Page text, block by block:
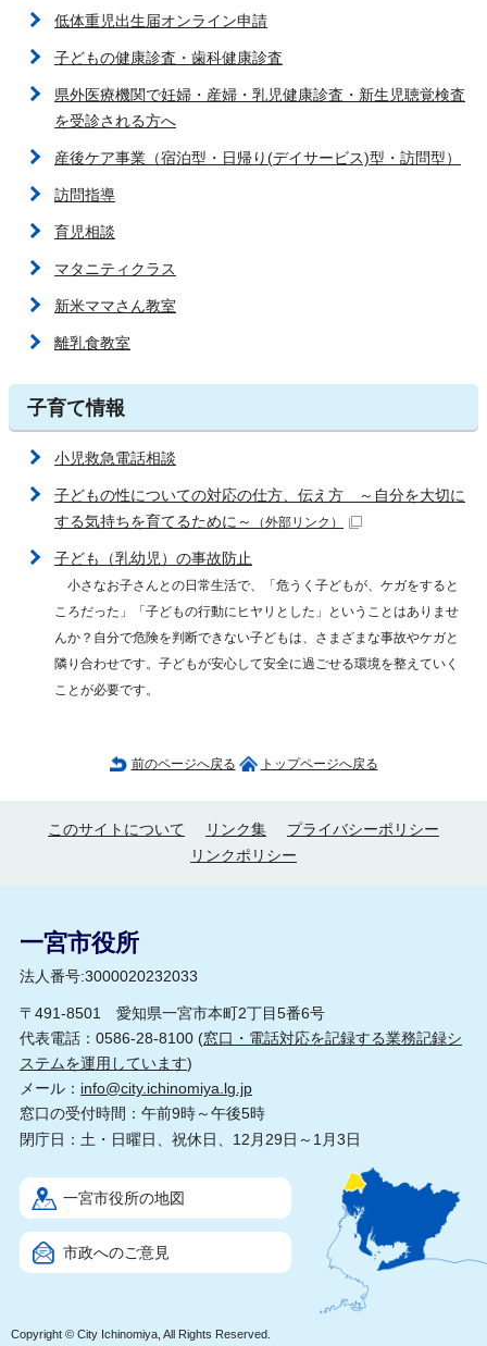
低体重児出生届オンライン申請
子どもの健康診査・歯科健康診査
県外医療機関で妊婦・産婦・乳児健康診査・新生児聴覚検査
を受診される方へ
産後ケア事業（宿泊型・日帰り(デイサービス)型・訪問型）
訪問指導
育児相談
マタニティクラス
新米ママさん教室
離乳食教室
子育て情報
小児救急電話相談
子どもの性についての対応の仕方、伝え方 ～自分を大切に
する気持ちを育てるために～
（外部リンク）
子ども（乳幼児）の事故防止
小さなお子さんとの日常生活で、「危うく子どもが、ケガをすると
ころだった」「子どもの行動にヒヤリとした」ということはありませ
んか？自分で危険を判断できない子どもは、さまざまな事故やケガと
隣り合わせです。子どもが安心して安全に過ごせる環境を整えていく
ことが必要です。
前のページへ戻る トップページへ戻る
このサイトについて リンク集
プライバシーポリシー
リンクポリシー
一宮市役所
法人番号:3000020232033
〒491-8501 愛知県一宮市本町2丁目5番6号
代表電話：0586-28-8100 (窓口・電話対応を記録する業務記録シ
ステムを運用しています)
メール： info@city.ichinomiya.lg.jp
窓口の受付時間：午前9時～午後5時
閉庁日：土・日曜日、祝休日、12月29日～1月3日
一宮市役所の地図
市政へのご意見
Copyright © City Ichinomiya, All Rights Reserved.